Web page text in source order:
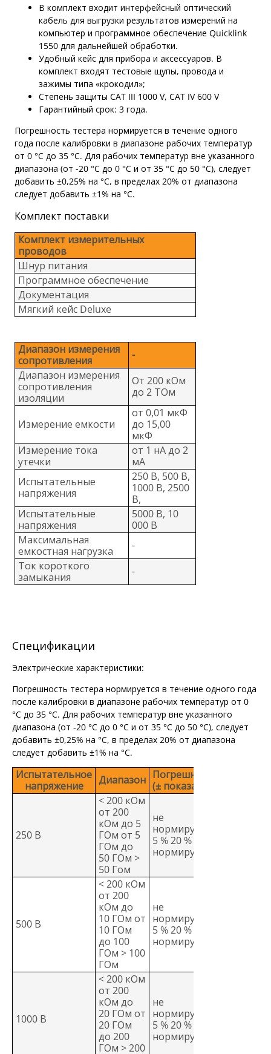
В комплект входит интерфейсный оптический
кабель для выгрузки результатов измерений на
компьютер и программное обеспечение Quicklink
1550 для дальнейшей обработки.
Удобный кейс для прибора и аксессуаров. В
комплект входят тестовые щупы, провода и
зажимы типа «крокодил»;
Степень защиты CAT III 1000 V, CAT IV 600 V
Гарантийный срок: 3 года.
Погрешность тестера нормируется в течение одного
года после калибровки в диапазоне рабочих температур
от 0 °С до 35 °С. Для рабочих температур вне указанного
диапазона (от -20 °С до 0 °С и от 35 °С до 50 °С), следует
добавить ±0,25% на °С, в пределах 20% от диапазона
следует добавить ±1% на °C.
Комплект поставки
Комплект измерительных
проводов
Шнур питания
Программное обеспечение
Документация
Мягкий кейс Deluxe
Диапазон измерения
сопротивления
-
Диапазон измерения
сопротивления
изоляции
От 200 кОм
до 2 ТОм
Измерение емкости
от 0,01 мкФ
до 15,00
мкФ
Измерение тока
утечки
от 1 нА до 2
мА
Испытательные
напряжения
250 В, 500 В,
1000 В, 2500
В,
Испытательные
напряжения
5000 В, 10
000 В
Максимальная
емкостная нагрузка
-
Ток короткого
замыкания
-
Спецификации
Электрические характеристики:
Погрешность тестера нормируется в течение одного года
после калибровки в диапазоне рабочих температур от 0
°С до 35 °С. Для рабочих температур вне указанного
диапазона (от -20 °С до 0 °С и от 35 °С до 50 °С), следует
добавить ±0,25% на °С, в пределах 20% от диапазона
следует добавить ±1% на °C.
Испытательное
напряжение
Диапазон Погрешность
(± показаний)
250 В
< 200 кОм
от 200
кОм до 5
ГОм от 5
ГОм до
50 ГОм >
50 Гом
не
нормируется
5 % 20 % не
нормируется
500 В
< 200 кОм
от 200
кОм до
10 ГОм от
10 ГОм
до 100
ГОм > 100
ГОм
не
нормируется
5 % 20 % не
нормируется
1000 В
< 200 кОм
от 200
кОм до
20 ГОм от
20 ГОм
до 200
ГОм > 200
не
нормируется
5 % 20 % не
нормируется